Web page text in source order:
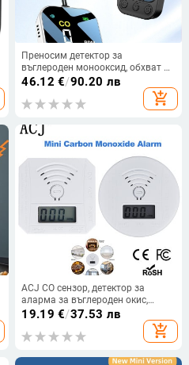
Преносим детектор за
въглероден монооксид, обхват 0-
999 ppm, точност ±5 ppm,
вградена литиева батерия, модел
HD09.
46.12 €/90.20 лв
add_shopping_cart
ACJ CO сензор, детектор за
аларма за въглероден окис,
захранван от батерия с LED
предупреждение, подходящ за
19.19 €/37.53 лв
add_shopping_cart